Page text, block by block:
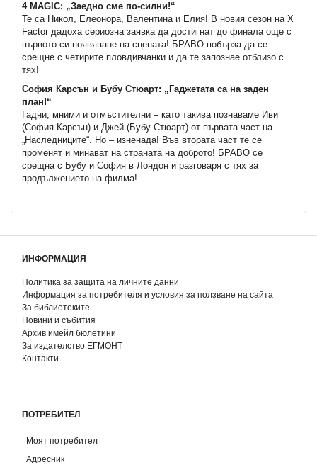
4 MAGIC: „Заедно сме по-силни!“
Те са Никол, Елеонора, Валентина и Елия! В новия сезон на X
Factor дадоха сериозна заявка да достигнат до финала още с
първото си появяване на сцената! БРАВО побърза да се
срещне с четирите пловдивчанки и да те запознае отблизо с
тях!
София Карсън и Бубу Стюарт: „Гаджетата са на заден
план!“
Гадни, мними и отмъстителни – като такива познаваме Иви
(София Карсън) и Джей (Бубу Стюарт) от първата част на
„Наследниците“. Но – изненада! Във втората част те се
променят и минават на страната на доброто! БРАВО се
срещна с Бубу и София в Лондон и разговаря с тях за
продължението на филма!
ИНФОРМАЦИЯ
Политика за защита на личните данни
Информация за потребителя и условия за ползване на сайта
За библиотеките
Новини и събития
Архив имейл бюлетини
За издателство ЕГМОНТ
Контакти
ПОТРЕБИТЕЛ
Моят потребител
Адресник